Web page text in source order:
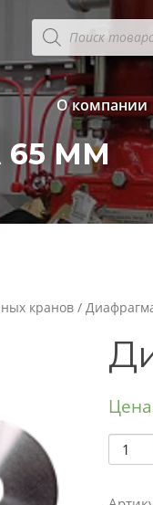
Поиск
товаров
О компании
ММ
кранов /